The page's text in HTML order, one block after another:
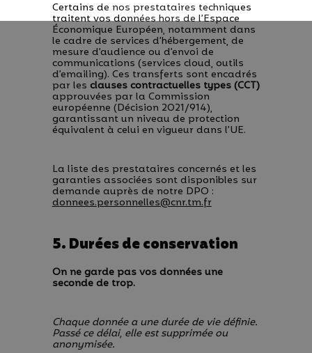
Certains de nos prestataires techniques
traitent vos données hors de l’Espace
Économique Européen, notamment dans
le cadre de services d’hébergement, de
mesure d’audience ou d’envoi de
communications (services cloud, outils
d’emailing). Ces transferts sont encadrés
par les clauses contractuelles types (CCT)
approuvées par la Commission
européenne (Décision 2021/914),
garantissant un niveau de protection
équivalent à celui en vigueur dans l’UE.
La liste des prestataires concernés et les
garanties associées sont disponibles sur
demande auprès de notre DPO :
donnees.personnelles@cnr.tm.fr
5. Durées de conservation
On ne garde pas vos données une
seconde de trop.
Chaque donnée a une durée de vie définie.
Passé ce délai, elle est supprimée ou
anonymisée.